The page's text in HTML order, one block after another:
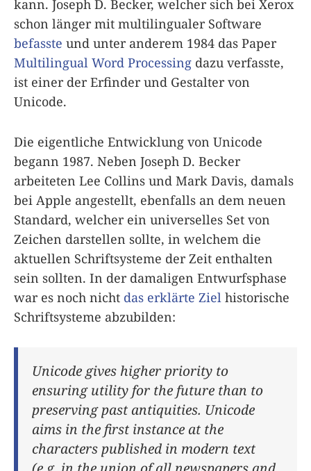
kann. Joseph D. Becker, welcher sich bei Xerox
schon länger mit multilingualer Software
befasste und unter anderem 1984 das Paper
Multilingual Word Processing dazu verfasste,
ist einer der Erfinder und Gestalter von
Unicode.
Die eigentliche Entwicklung von Unicode
begann 1987. Neben Joseph D. Becker
arbeiteten Lee Collins und Mark Davis, damals
bei Apple angestellt, ebenfalls an dem neuen
Standard, welcher ein universelles Set von
Zeichen darstellen sollte, in welchem die
aktuellen Schriftsysteme der Zeit enthalten
sein sollten. In der damaligen Entwurfsphase
war es noch nicht das erklärte Ziel historische
Schriftsysteme abzubilden:
Unicode gives higher priority to
ensuring utility for the future than to
preserving past antiquities. Unicode
aims in the first instance at the
characters published in modern text